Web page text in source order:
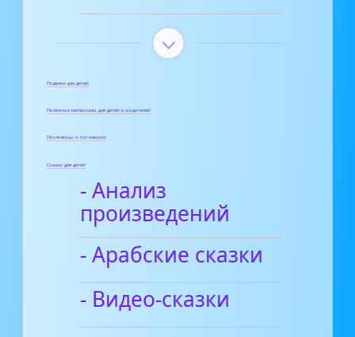
Поделки для детей
Полезные материалы для детей и родителей
Пословицы и поговорки
Сказки для детей
- Анализ
произведений
- Арабские сказки
- Видео-сказки